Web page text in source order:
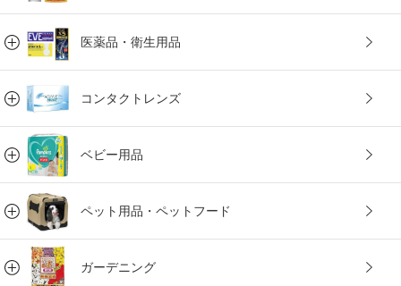
医薬品・衛生用品
コンタクトレンズ
ベビー用品
ペット用品・ペットフード
ガーデニング